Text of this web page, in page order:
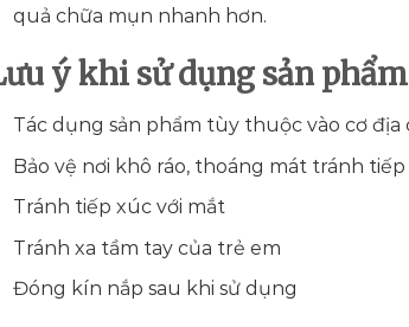
quả chữa mụn nhanh hơn.
ý khi sử dụng sản phẩm
Tác dụng sản phẩm tùy thuộc vào cơ địa
Bảo vệ nơi khô ráo, thoáng mát tránh
Tránh tiếp xúc với mắt
Tránh xa tầm tay của trẻ em
Đóng kín nắp sau khi sử dụng